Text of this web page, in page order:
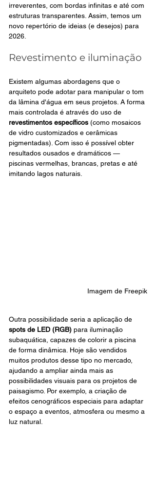
irreverentes, com bordas infinitas e até com
estruturas transparentes. Assim, temos um
novo repertório de ideias (e desejos) para
2026.
Revestimento e iluminação
Existem algumas abordagens que o
arquiteto pode adotar para manipular o tom
da lâmina d'água em seus projetos. A forma
mais controlada é através do uso de
revestimentos específicos (como mosaicos
de vidro customizados e cerâmicas
pigmentadas). Com isso é possível obter
resultados ousados e dramáticos —
piscinas vermelhas, brancas, pretas e até
imitando lagos naturais.
Imagem de Freepik
Outra possibilidade seria a aplicação de
spots de LED (RGB) para iluminação
subaquática, capazes de colorir a piscina
de forma dinâmica. Hoje são vendidos
muitos produtos desse tipo no mercado,
ajudando a ampliar ainda mais as
possibilidades visuais para os projetos de
paisagismo. Por exemplo, a criação de
efeitos cenográficos especiais para adaptar
o espaço a eventos, atmosfera ou mesmo a
luz natural.